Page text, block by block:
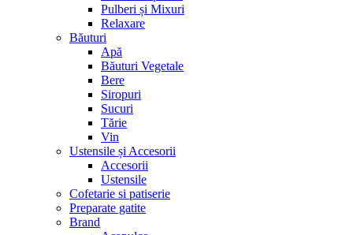
Pulberi și Mixuri
Relaxare
Băuturi
Apă
Băuturi Vegetale
Bere
Siropuri
Sucuri
Tărie
Vin
Ustensile și Accesorii
Accesorii
Ustensile
Cofetarie si patiserie
Preparate gatite
Brand